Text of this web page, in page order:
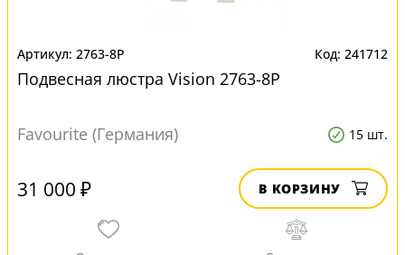
2763-8P 241712
Подвесная люстра Vision 2763-8P
Favourite (Германия) 15 шт.
31 000 ₽ В КОРЗИНУ